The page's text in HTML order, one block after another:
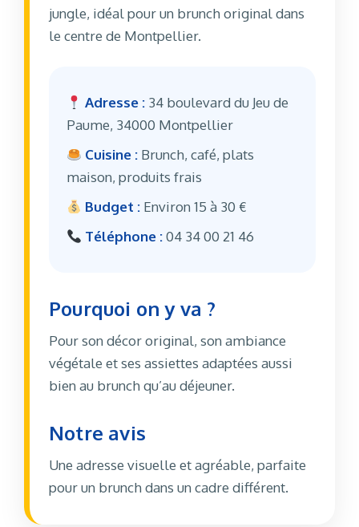
jungle, idéal pour un brunch original dans
le centre de Montpellier.
Adresse : 34 boulevard du Jeu de
Paume, 34000 Montpellier
Cuisine : Brunch, café, plats
maison, produits frais
Budget : Environ 15 à 30 €
Téléphone :04 34 00 21 46
Pourquoi on y va ?
Pour son décor original, son ambiance
végétale et ses assiettes adaptées aussi
bien au brunch qu’au déjeuner.
Notre avis
Une adresse visuelle et agréable, parfaite
pour un brunch dans un cadre différent.